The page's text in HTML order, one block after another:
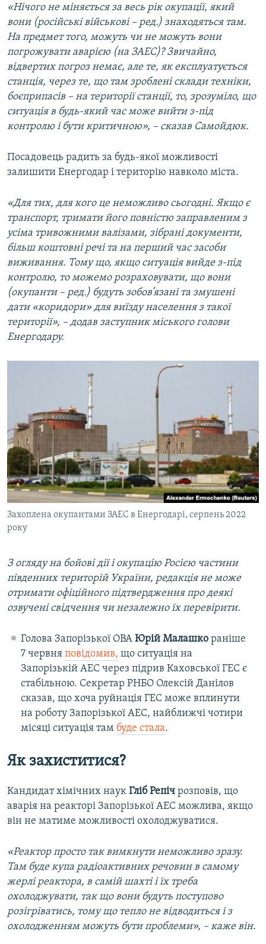
«Нічого не міняється за весь рік окупації, який
вони (російські військові – ред.) знаходяться там.
На предмет того, можуть чи не можуть вони
погрожувати аварією (на ЗАЕС)? Звичайно,
відвертих погроз немає, але те, як експлуатується
станція, через те, що там зроблені склади техніки,
боєприпасів – на території станції, то, зрозуміло, що
ситуація в будь-який час може вийти з-під
контролю і бути критичною», – сказав Самойдюк.
Посадовець радить за будь-якої можливості
залишити Енергодар і територію навколо міста.
«Для тих, для кого це неможливо сьогодні. Якщо є
транспорт, тримати його повністю заправленим з
усіма тривожними валізами, зібрані документи,
більш коштовні речі та на перший час засоби
виживання. Тому що, якщо ситуація вийде з-під
контролю, то можемо розраховувати, що вони
(окупанти – ред.) будуть зобов’язані та змушені
дати «коридори» для виїзду населення з такої
території», – додав заступник міського голови
Енергодару.
Захоплена окупантами ЗАЕС в Енергодарі, серпень 2022
року
З огляду на бойові дії і окупацію Росією частини
південних територій України, редакція не може
отримати офіційного підтвердження про деякі
озвучені свідчення чи незалежно їх перевірити.
Голова Запорізької ОВАЮрій Малашкораніше
7 червня повідомив, що ситуація на
Запорізькій АЕС через підрив Каховської ГЕС є
стабільною. Секретар РНБО Олексій Данілов
сказав, що хоча руйнація ГЕС може вплинути
на роботу Запорізької АЕС, найближчі чотири
місяці ситуація там буде стала.
Як захиститися?
Кандидат хімічних наук Гліб Репіч розповів, що
аварія на реакторі Запорізької АЕС можлива, якщо
він не матиме можливості охолоджуватися.
«Реактор просто так вимкнути неможливо зразу.
Там буде купа радіоактивних речовин в самому
жерлі реактора, в самій шахті і їх треба
охолоджувати, так що вони будуть поступово
розігріватись, тому що тепло не відводиться і з
охолодженням можуть бути проблеми», – каже він.